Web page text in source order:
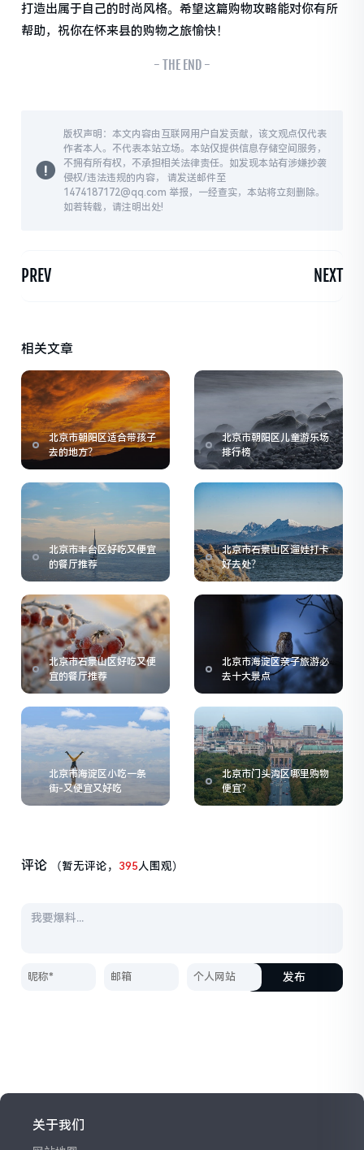
打造出属于自己的时尚风格。希望这篇购物攻略能对你有所
帮助，祝你在怀来县的购物之旅愉快！
- THE END -
版权声明：本文内容由互联网用户自发贡献，该文观点仅代表
作者本人。不代表本站立场。本站仅提供信息存储空间服务，
不拥有所有权，不承担相关法律责任。如发现本站有涉嫌抄袭
侵权/违法违规的内容， 请发送邮件至
1474187172@qq.com 举报，一经查实，本站将立刻删除。
如若转载，请注明出处!
PREV NEXT
相关文章
北京市朝阳区适合带孩子
去的地方？
北京市朝阳区儿童游乐场
排行榜
北京市丰台区好吃又便宜
的餐厅推荐
北京市石景山区遛娃打卡
好去处？
北京市石景山区好吃又便
宜的餐厅推荐
北京市海淀区亲子旅游必
去十大景点
北京市海淀区小吃一条
街-又便宜又好吃
北京市门头沟区哪里购物
便宜？
评论 （暂无评论， 395人围观）
发布
关于我们